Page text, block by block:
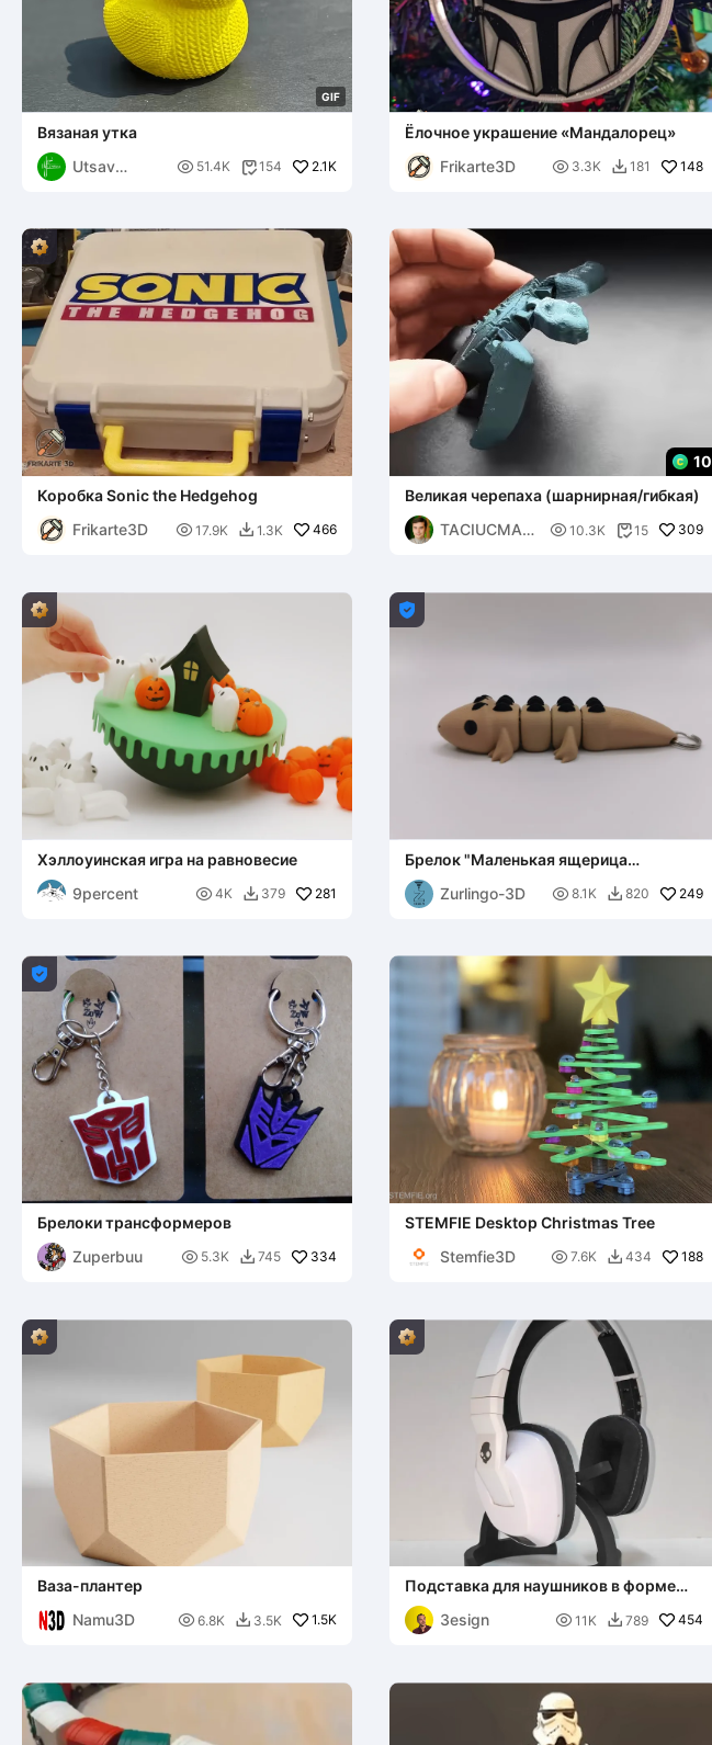
GIF
Вязаная утка
Utsav
 51.4K 154 2.1K
Ёлочное украшение «Мандалорец»
Frikarte3D
 3.3K  181 148
Коробка Sonic the Hedgehog
Frikarte3D
 17.9K  1.3K 466
10
Великая черепаха (шарнирная/гибкая)
TACIUCMARI
 10.3K 15 309
Хэллоуинская игра на равновесие
9percent
 4K  379 281

Брелок "Маленькая ящерица
шинглбэк" - Многоцветный
Zurlingo-3D
 8.1K  820 249

Брелоки трансформеров
Zuperbuu
 5.3K  745 334
STEMFIE Desktop Christmas Tree
Stemfie3D
 7.6K  434 188
Ваза-плантер
Namu3D
 6.8K  3.5K 1.5K
Подставка для наушников в форме
звезды
3esign
 11K  789 454